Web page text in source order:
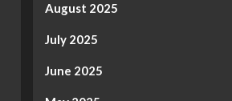
August 2025
July 2025
June 2025